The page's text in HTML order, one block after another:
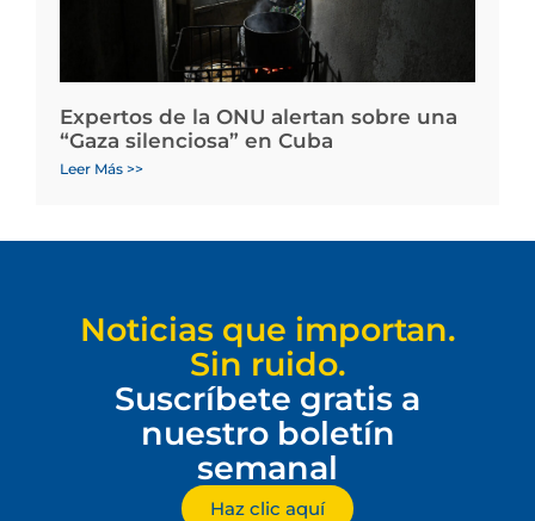
Expertos de la ONU alertan sobre una
“Gaza silenciosa” en Cuba
Leer Más >>
Noticias que importan.
Sin ruido.
Suscríbete gratis a
nuestro boletín
semanal
Haz clic aquí